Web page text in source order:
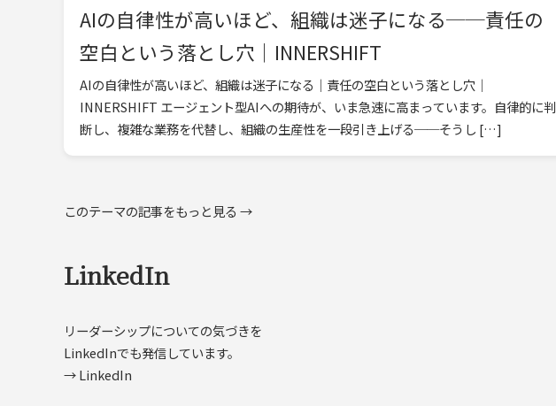
AIの自律性が高いほど、組織は迷子になる──責任の
空白という落とし穴｜INNERSHIFT
AIの自律性が高いほど、組織は迷子になる｜責任の空白という落とし穴｜
INNERSHIFT エージェント型AIへの期待が、いま急速に高まっています。自律的に判
断し、複雑な業務を代替し、組織の生産性を一段引き上げる──そうし […]
このテーマの記事をもっと見る →
LinkedIn
リーダーシップについての気づきを
LinkedInでも発信しています。
→ LinkedIn